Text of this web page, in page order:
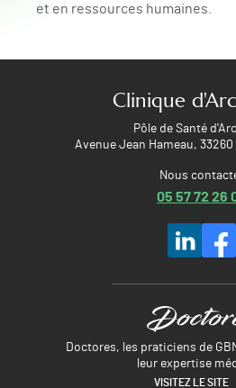
et en ressources humaines.
Clinique
Pôle de Santé
Avenue Jean Hameau,
Nous
05 57 72 26
Doctores, les praticiens de
leur expertise
VISITEZ LE SITE